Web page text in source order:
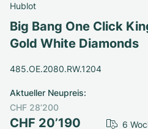
Hublot
Big Bang One Click
Gold White Diamonds
485.OE.2080.RW.1204
CHF 20’190
Aktueller Neupreis:
CHF 28’200
6